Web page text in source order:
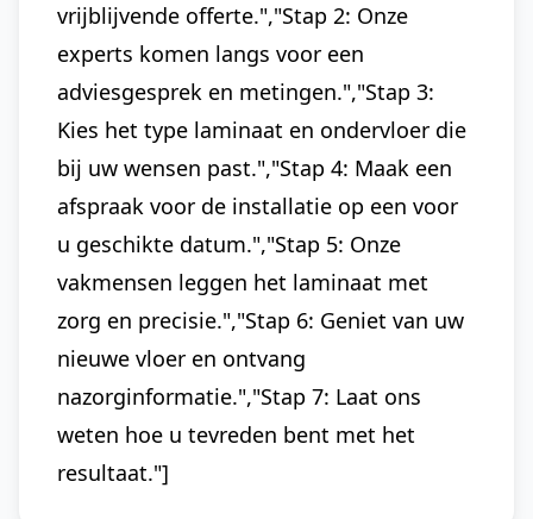
vrijblijvende offerte.","Stap 2: Onze
experts komen langs voor een
adviesgesprek en metingen.","Stap 3:
Kies het type laminaat en ondervloer die
bij uw wensen past.","Stap 4: Maak een
afspraak voor de installatie op een voor
u geschikte datum.","Stap 5: Onze
vakmensen leggen het laminaat met
zorg en precisie.","Stap 6: Geniet van uw
nieuwe vloer en ontvang
nazorginformatie.","Stap 7: Laat ons
weten hoe u tevreden bent met het
resultaat."]